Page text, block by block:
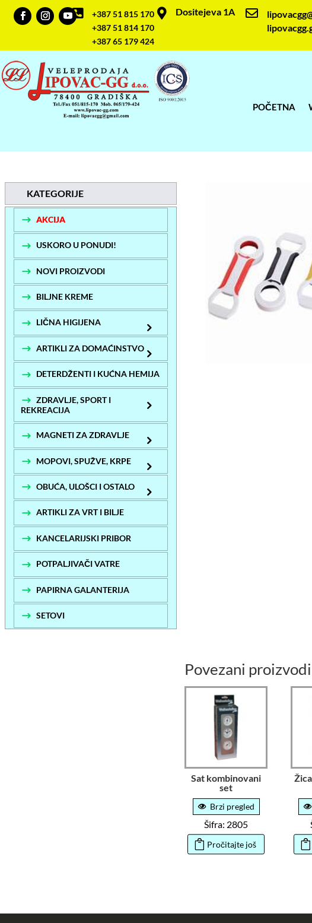

+387 51 815 170
+387 51 814 170
+387 65 179 424
 Dositejeva 1A 
POČETNA
KATEGORIJE
AKCIJA
USKORO U PONUDI!
NOVI PROIZVODI
BILJNE KREME
LIČNA HIGIJENA
ARTIKLI ZA DOMAĆINSTVO
DETERDŽENTI I KUĆNA HEMIJA
ZDRAVLJE, SPORT I
REKREACIJA
MAGNETI ZA ZDRAVLJE
MOPOVI, SPUŽVE, KRPE
OBUĆA, ULOŠCI I OSTALO
ARTIKLI ZA VRT I BILJE
KANCELARIJSKI PRIBOR
POTPALJIVAČI VATRE
PAPIRNA GALANTERIJA
SETOVI
Povezani proizvodi
Sat kombinovani
set
Brzi pregled
Šifra: 2805
Pročitajte još